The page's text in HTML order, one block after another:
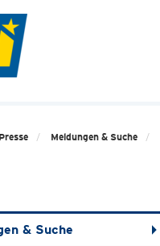
Presse Meldungen & Suche
& Suche